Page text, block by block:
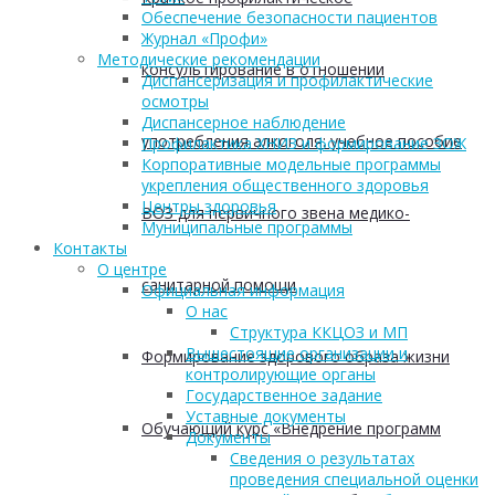
консультирование в отношении
употребления алкоголя: учебное пособие
ВОЗ для первичного звена медико-
санитарной помощи
Формирование здорового образа жизни
Обучающий курс «Внедрение программ
Обеспечение безопасности пациентов
Журнал «Профи»
Методические рекомендации
Диспансеризация и профилактические
осмотры
Диспансерное наблюдение
Профилактика ХНИЗ и формирование ЗОЖ
Корпоративные модельные программы
укрепления общественного здоровья
Центры здоровья
Муниципальные программы
Контакты
О центре
Официальная информация
О нас
Структура ККЦОЗ и МП
Вышестоящие организации и
контролирующие органы
Государственное задание
Уставные документы
Документы
Сведения о результатах
проведения специальной оценки